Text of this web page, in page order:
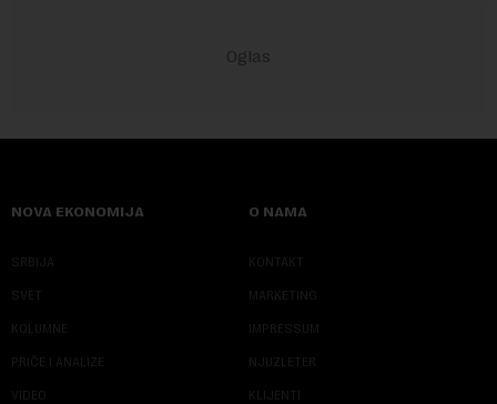
NOVA EKONOMIJA
SRBIJA
SVET
KOLUMNE
PRIČE I ANALIZE
VIDEO
O NAMA
KONTAKT
MARKETING
IMPRESSUM
NJUZLETER
KLIJENTI